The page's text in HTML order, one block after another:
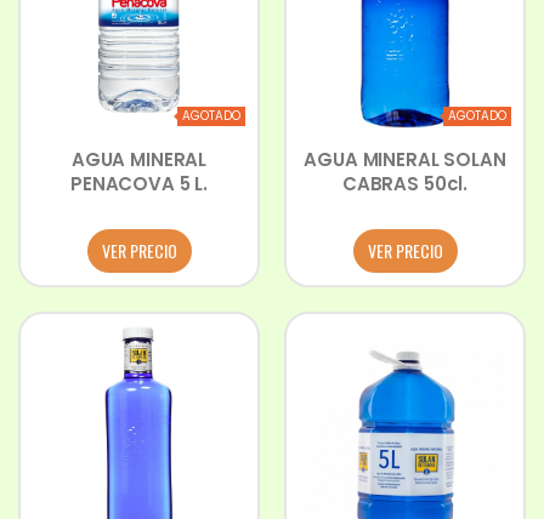
AGOTADO
AGUA MINERAL
PENACOVA 5 L.
VER PRECIO
AGOTADO
AGUA MINERAL SOLAN
CABRAS 50cl.
VER PRECIO